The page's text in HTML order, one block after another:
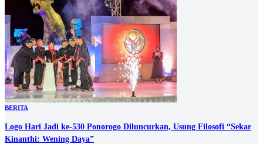
BERITA
Logo Hari Jadi ke-530 Ponorogo Diluncurkan, Usung Filosofi “Sekar
Kinanthi: Wening Daya”